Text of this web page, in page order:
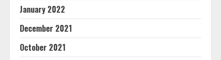
January 2022
December 2021
October 2021